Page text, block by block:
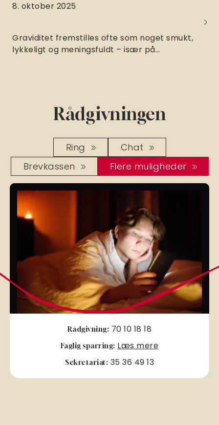
8. oktober 2025
Graviditet fremstilles ofte som noget smukt,
lykkeligt og meningsfuldt – især på…
Rådgivningen
Ring
Chat
Brevkassen
Flere muligheder
Rådgivning: 70 10 18 18
Faglig sparring: Læs mere
Sekretariat: 35 36 49 13